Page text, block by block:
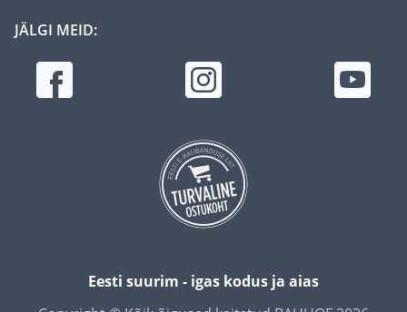
JÄLGI MEID:
Eesti suurim - igas kodus ja aias